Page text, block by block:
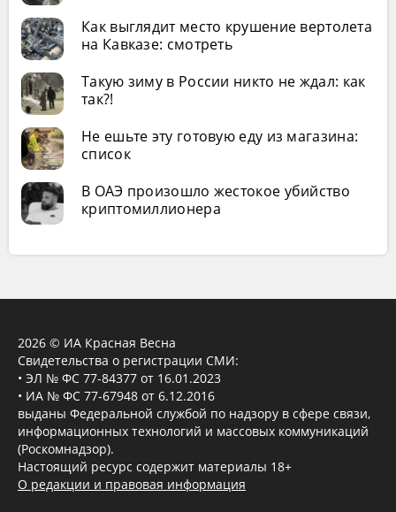
Как выглядит место крушение вертолета
на Кавказе: смотреть
Такую зиму в России никто не ждал: как
так?!
Не ешьте эту готовую еду из магазина:
список
В ОАЭ произошло жестокое убийство
криптомиллионера
2026 © ИА Красная Весна
Свидетельства о регистрации СМИ:
• ЭЛ № ФС 77-84377 от 16.01.2023
• ИА № ФС 77-67948 от 6.12.2016
выданы Федеральной службой по надзору в сфере связи,
информационных технологий и массовых коммуникаций
(Роскомнадзор).
Настоящий ресурс содержит материалы 18+
О редакции и правовая информация